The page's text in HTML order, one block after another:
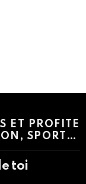
ET PROFITE
SPORT…
toi